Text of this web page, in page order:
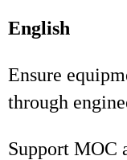
English
Ensure
through
Support MOC